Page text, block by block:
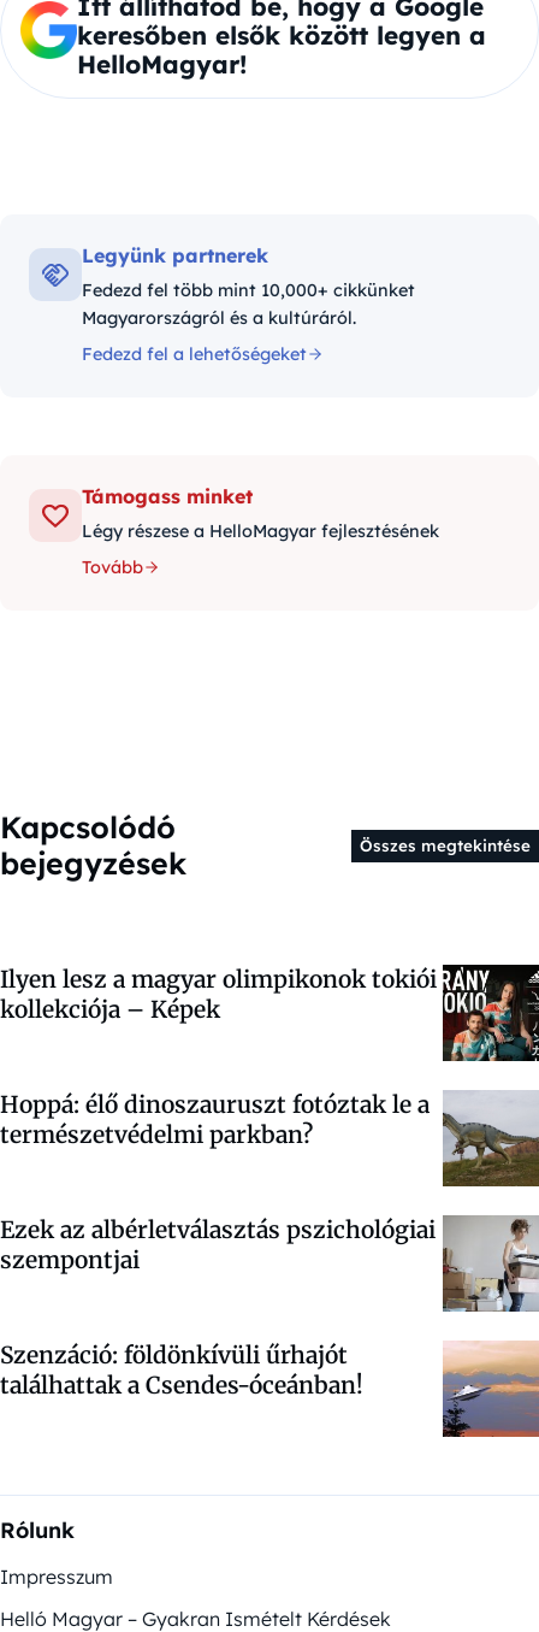
Itt állíthatod be, hogy a Google
keresőben elsők között legyen a
HelloMagyar!
Legyünk partnerek
Fedezd fel több mint 10,000+ cikkünket
Magyarországról és a kultúráról.
Fedezd fel a lehetőségeket
Támogass minket
Légy részese a HelloMagyar fejlesztésének
Tovább
Kapcsolódó
bejegyzések
Összes megtekintése
Ilyen lesz a magyar olimpikonok tokiói
kollekciója – Képek
Hoppá: élő dinoszauruszt fotóztak le a
természetvédelmi parkban?
Ezek az albérletválasztás pszichológiai
szempontjai
Szenzáció: földönkívüli űrhajót
találhattak a Csendes-óceánban!
Rólunk
Impresszum
Helló Magyar – Gyakran Ismételt Kérdések